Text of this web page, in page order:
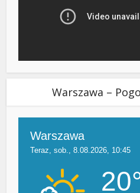
Warszawa –